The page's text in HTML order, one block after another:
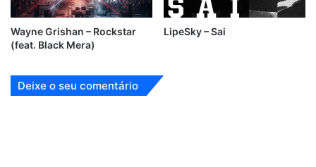
Wayne Grishan – Rockstar
(feat. Black Mera)
LipeSky – Sai
Deixe o seu comentário